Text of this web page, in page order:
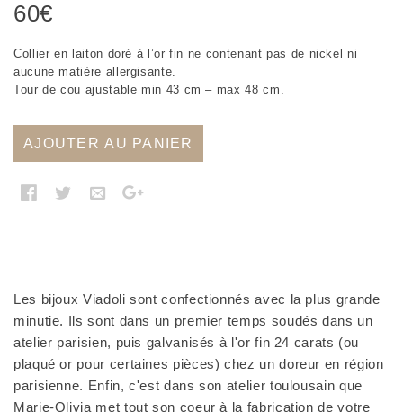
60€
Collier en laiton doré à l’or fin ne contenant pas de nickel ni
aucune matière allergisante.
Tour de cou ajustable min 43 cm – max 48 cm.
AJOUTER AU PANIER
Les bijoux Viadoli sont confectionnés avec la plus grande
minutie. Ils sont dans un premier temps soudés dans un
atelier parisien, puis galvanisés à l'or fin 24 carats (ou
plaqué or pour certaines pièces) chez un doreur en région
parisienne. Enfin, c'est dans son atelier toulousain que
Marie-Olivia met tout son coeur à la fabrication de votre